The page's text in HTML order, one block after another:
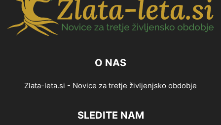
O NAS
Zlata-leta.si - Novice za tretje življenjsko obdobje
SLEDITE NAM